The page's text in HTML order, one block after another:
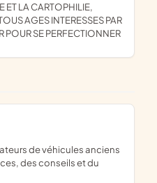
AGES INTERESSES PAR
POUR SE PERFECTIONNER
des conseils et du